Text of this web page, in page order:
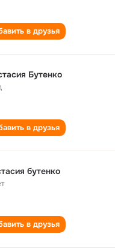
в друзья
Бутенко
в друзья
бутенко
в друзья